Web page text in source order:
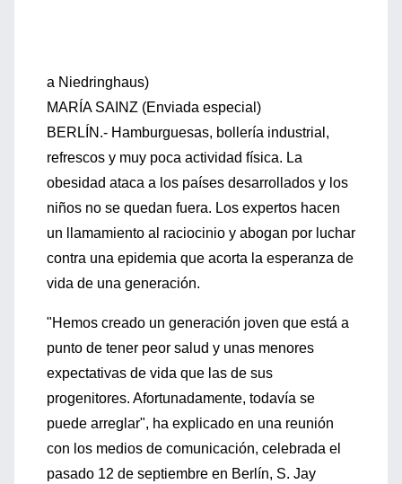
a Niedringhaus)
MARÍA SAINZ (Enviada especial)
BERLÍN.- Hamburguesas, bollería industrial,
refrescos y muy poca actividad física. La
obesidad ataca a los países desarrollados y los
niños no se quedan fuera. Los expertos hacen
un llamamiento al raciocinio y abogan por luchar
contra una epidemia que acorta la esperanza de
vida de una generación.
"Hemos creado un generación joven que está a
punto de tener peor salud y unas menores
expectativas de vida que las de sus
progenitores. Afortunadamente, todavía se
puede arreglar", ha explicado en una reunión
con los medios de comunicación, celebrada el
pasado 12 de septiembre en Berlín, S. Jay